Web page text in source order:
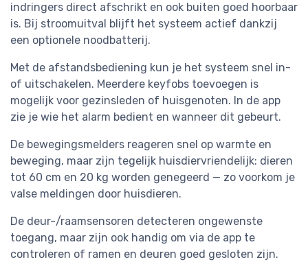
indringers direct afschrikt en ook buiten goed hoorbaar
is. Bij stroomuitval blijft het systeem actief dankzij
een optionele noodbatterij.
Met de afstandsbediening kun je het systeem snel in-
of uitschakelen. Meerdere keyfobs toevoegen is
mogelijk voor gezinsleden of huisgenoten. In de app
zie je wie het alarm bedient en wanneer dit gebeurt.
De bewegingsmelders reageren snel op warmte en
beweging, maar zijn tegelijk huisdiervriendelijk: dieren
tot 60 cm en 20 kg worden genegeerd — zo voorkom je
valse meldingen door huisdieren.
De deur-/raamsensoren detecteren ongewenste
toegang, maar zijn ook handig om via de app te
controleren of ramen en deuren goed gesloten zijn.